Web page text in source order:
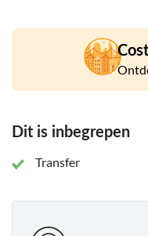
Dit is inbegrepen
Transfer